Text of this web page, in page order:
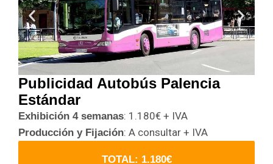
Publicidad Autobús Palencia
Estándar
Exhibición 4 semanas: 1.180€ + IVA
Producción y Fijación: A consultar + IVA
TOTAL: 1.180€